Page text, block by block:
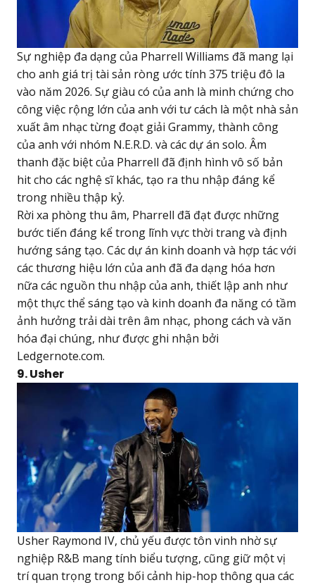
Sự nghiệp đa dạng của Pharrell Williams đã mang lại
cho anh giá trị tài sản ròng ước tính 375 triệu đô la
vào năm 2026. Sự giàu có của anh là minh chứng cho
công việc rộng lớn của anh với tư cách là một nhà sản
xuất âm nhạc từng đoạt giải Grammy, thành công
của anh với nhóm N.E.R.D. và các dự án solo. Âm
thanh đặc biệt của Pharrell đã định hình vô số bản
hit cho các nghệ sĩ khác, tạo ra thu nhập đáng kể
trong nhiều thập kỷ.
Rời xa phòng thu âm, Pharrell đã đạt được những
bước tiến đáng kể trong lĩnh vực thời trang và định
hướng sáng tạo. Các dự án kinh doanh và hợp tác với
các thương hiệu lớn của anh đã đa dạng hóa hơn
nữa các nguồn thu nhập của anh, thiết lập anh như
một thực thể sáng tạo và kinh doanh đa năng có tầm
ảnh hưởng trải dài trên âm nhạc, phong cách và văn
hóa đại chúng, như được ghi nhận bởi
Ledgernote.com.
9. Usher
Usher Raymond IV, chủ yếu được tôn vinh nhờ sự
nghiệp R&B mang tính biểu tượng, cũng giữ một vị
trí quan trọng trong bối cảnh hip-hop thông qua các